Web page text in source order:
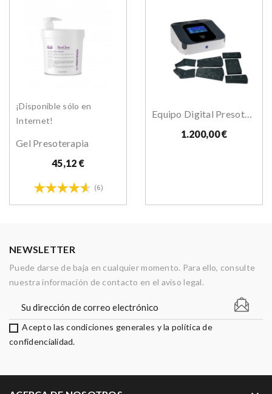
¡Disponible sólo en
Internet!
Gel Presoterapia
45,12 €
(6)
Equipo Digital Presoterapia HighTech Air
1.200,00 €
NEWSLETTER
Puede darse de baja en cualquier momento. Para ello, consulte
nuestra información de contacto en el aviso legal.
Acepto las condiciones generales y la política de
confidencialidad.